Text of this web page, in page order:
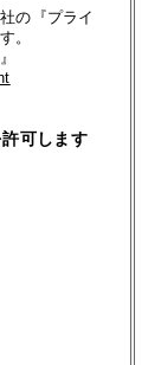
の『プライ
。
可します